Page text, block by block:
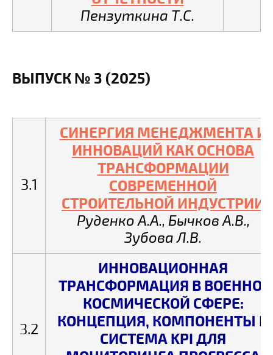
Пензуткина Т.С.
ВЫПУСК № 3 (2025)
3.1
СИНЕРГИЯ МЕНЕДЖМЕНТА И
ИННОВАЦИЙ КАК ОСНОВА
ТРАНСФОРМАЦИИ
СОВРЕМЕННОЙ
СТРОИТЕЛЬНОЙ ИНДУСТРИИ
Руденко А.А., Бычков А.В.,
Зубова Л.В.
3.2
ИННОВАЦИОННАЯ
ТРАНСФОРМАЦИЯ В ВОЕННО-
КОСМИЧЕСКОЙ СФЕРЕ:
КОНЦЕПЦИЯ, КОМПОНЕНТЫ И
СИСТЕМА KPI ДЛЯ